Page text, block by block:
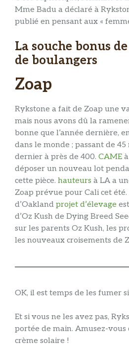
Mme Badu a déclaré à
publié en pensant aux «
La souche bonus
de boulangers
Zoap
Rykstone a fait de Zoap une
mais nous avons dû la
bonne que l’année dernière,
dans le monde ; passant de 45
dernier à près de 400. CAME
déposer un nouveau lot
cette pièce. hauteurs à LA a
Zoap prévue pour Cali cet été.
d’Oakland projet d’élevage
d’Oz Kush de Dying Breed
sur les parents Oz Kush, les
les nouveaux croisements de
OK, il est temps de les fumer
Et si vous ne les avez pas,
portée de main. Amusez-vous
crème solaire !